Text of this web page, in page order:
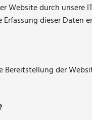
Website durch unsere
dieser
der